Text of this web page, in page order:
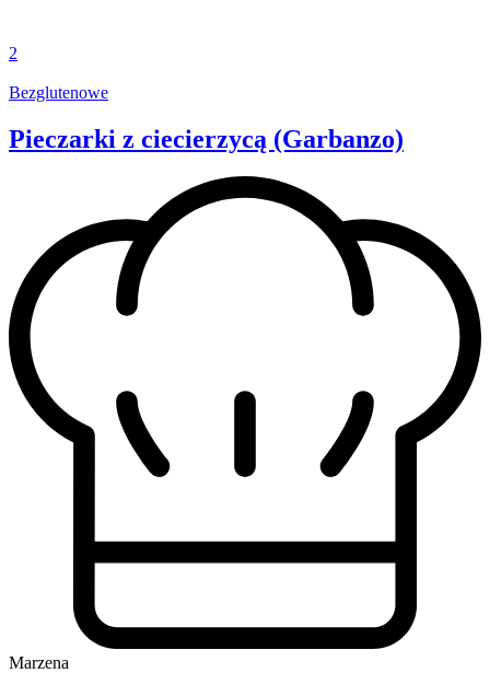
2
Bezglutenowe
Pieczarki z ciecierzycą (Garbanzo)
Marzena